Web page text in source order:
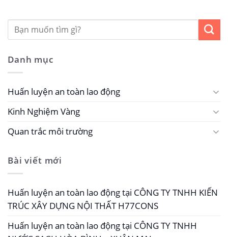
Danh mục
Huấn luyện an toàn lao động
Kinh Nghiệm Vàng
Quan trắc môi trường
Bài viết mới
Huấn luyện an toàn lao động tại CÔNG TY TNHH KIẾN
TRÚC XÂY DỰNG NỘI THẤT H77CONS
Huấn luyện an toàn lao động tại CÔNG TY TNHH